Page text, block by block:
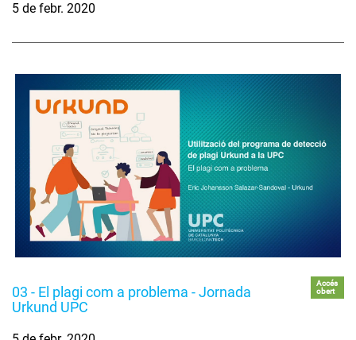
5 de febr. 2020
03 - El plagi com a problema - Jornada
Urkund UPC
Accés
obert